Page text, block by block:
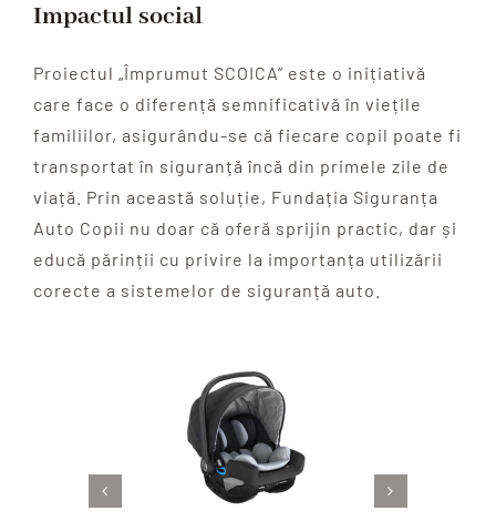
Impactul social
Proiectul „Împrumut SCOICA” este o inițiativă
care face o diferență semnificativă în viețile
familiilor, asigurându-se că fiecare copil poate fi
transportat în siguranță încă din primele zile de
viață. Prin această soluție, Fundația Siguranța
Auto Copii nu doar că oferă sprijin practic, dar și
educă părinții cu privire la importanța utilizării
corecte a sistemelor de siguranță auto.